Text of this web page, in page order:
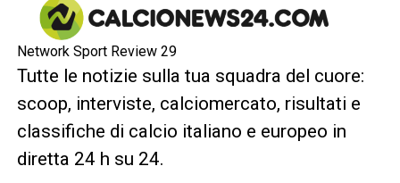
Network Sport Review 29
Tutte le notizie sulla tua squadra del cuore:
scoop, interviste, calciomercato, risultati e
classifiche di calcio italiano e europeo in
diretta 24 h su 24.